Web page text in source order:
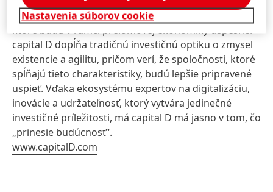
technologické a behaviorálne trendy, t. j. do podnikov,
ktoré budú v rámci prelomovej ekonomiky úspešné.
capital D dopĺňa tradičnú investičnú optiku o zmysel
existencie a agilitu, pričom verí, že spoločnosti, ktoré
spĺňajú tieto charakteristiky, budú lepšie pripravené
uspieť. Vďaka ekosystému expertov na digitalizáciu,
inovácie a udržateľnosť, ktorý vytvára jedinečné
investičné príležitosti, má capital D má jasno v tom, čo
„prinesie budúcnosť“.
www.capitalD.com
Nastavenia súborov cookie